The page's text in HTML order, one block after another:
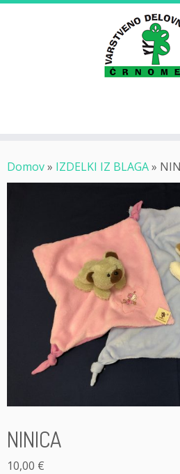
Skoči
Domov» IZDELKI IZ BLAGA»
NINICA
10,00 €